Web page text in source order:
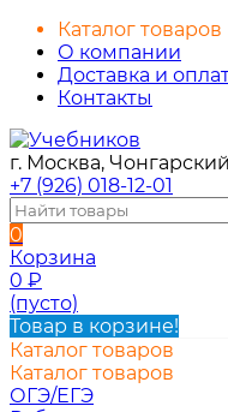
Каталог товаров
О компании
Доставка и
Контакты
г. Москва,
+7 (926) 018-12-01
0
Корзина
0 ₽
(пусто)
Товар в корзине!
Каталог товаров
Каталог товаров
ОГЭ/ЕГЭ